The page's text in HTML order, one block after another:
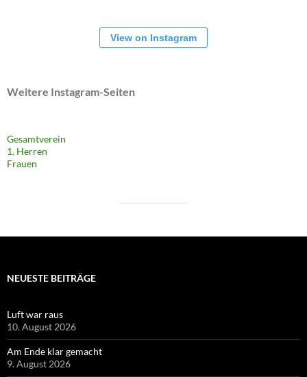
View on Instagram
Weitere Instagram-Seiten
Gesamtverein
1. Herren
Frauen
NEUESTE BEITRÄGE
Luft war raus
10. August 2026
Am Ende klar gemacht
9. August 2026